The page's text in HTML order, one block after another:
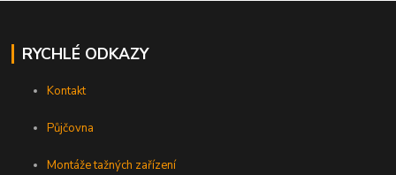
RYCHLÉ ODKAZY
Kontakt
Půjčovna
Montáže tažných zařízení